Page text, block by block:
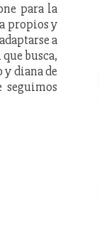
para la
propios y
a
busca,
diana de
seguimos